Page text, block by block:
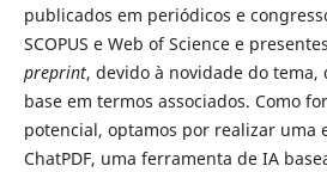
publicados em periódicos e
SCOPUS e Web of Science e
preprint, devido à novidade do tema,
base em termos associados. Como
potencial, optamos por realizar uma
ChatPDF, uma ferramenta de IA